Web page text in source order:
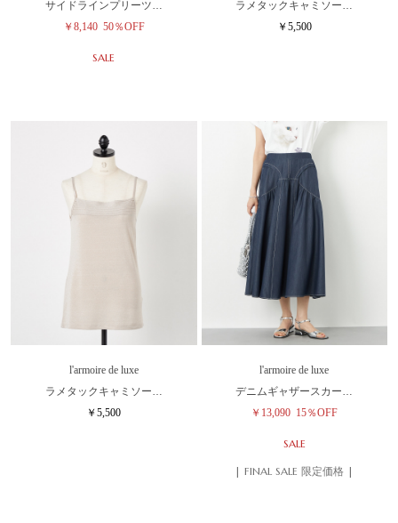
サイドラインプリーツ…
￥8,140 50％OFF
SALE
ラメタックキャミソー…
￥5,500
l'armoire de luxe
ラメタックキャミソー…
￥5,500
l'armoire de luxe
デニムギャザースカー…
￥13,090 15％OFF
SALE
| FINAL SALE 限定価格 |